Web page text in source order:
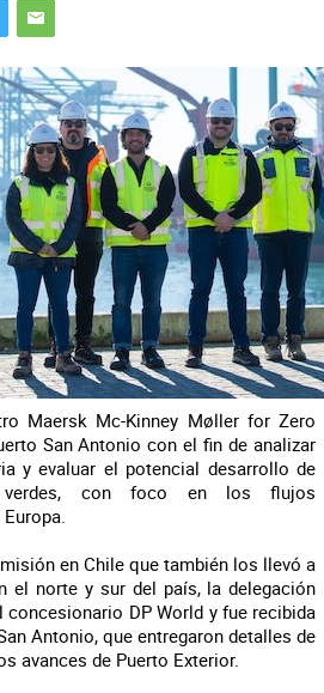
Maersk Mc-Kinney Møller for Zero
San Antonio con el fin de analizar
y evaluar el potencial desarrollo de
verdes, con foco en los flujos
en Chile que también los llevó a
el norte y sur del país, la delegación
DP World y fue recibida
Antonio, que entregaron detalles de
avances de Puerto Exterior.